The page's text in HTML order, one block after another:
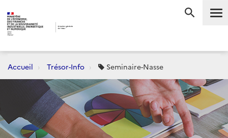
Accueil Trésor-Info Seminaire-Nasse